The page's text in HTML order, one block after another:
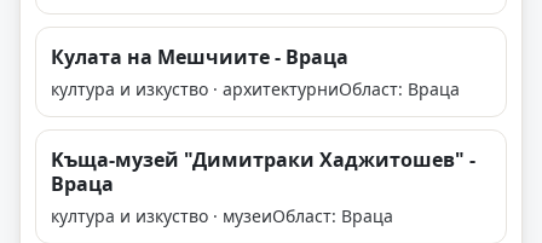
Кулата на Мешчиите - Враца
култура и изкуство · архитектурниОбласт: Враца
Kъща-музей "Димитраки Хаджитошев" -
Враца
култура и изкуство · музеиОбласт: Враца